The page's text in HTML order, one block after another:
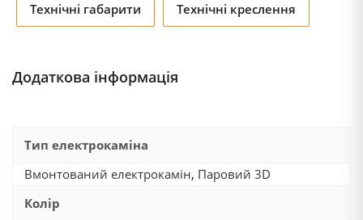
Технічні габарити Технічні креслення
Додаткова інформація
Тип електрокаміна
Вмонтований електрокамін, Паровий 3D
Колір